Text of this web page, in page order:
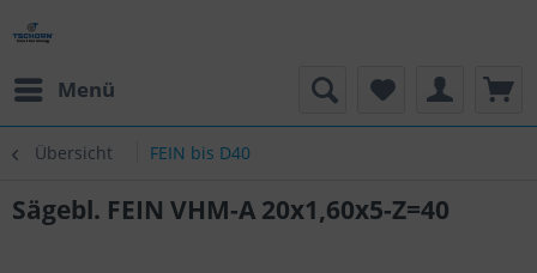
Menü
Übersicht FEIN bis D40
Sägebl. FEIN VHM-A 20x1,60x5-Z=40